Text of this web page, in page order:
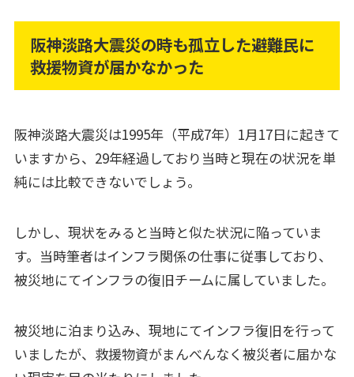
阪神淡路大震災の時も孤立した避難民に
救援物資が届かなかった
阪神淡路大震災は1995年（平成7年）1月17日に起きて
いますから、29年経過しており当時と現在の状況を単
純には比較できないでしょう。
しかし、現状をみると当時と似た状況に陥っていま
す。当時筆者はインフラ関係の仕事に従事しており、
被災地にてインフラの復旧チームに属していました。
被災地に泊まり込み、現地にてインフラ復旧を行って
いましたが、救援物資がまんべんなく被災者に届かな